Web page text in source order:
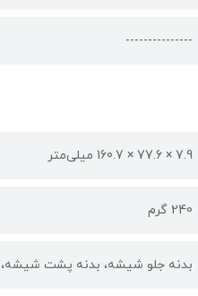
---------------
7.9 × 77.6 × 160.7 میلی‌متر
240 گرم
بدنه جلو شیشه، بدنه پشت